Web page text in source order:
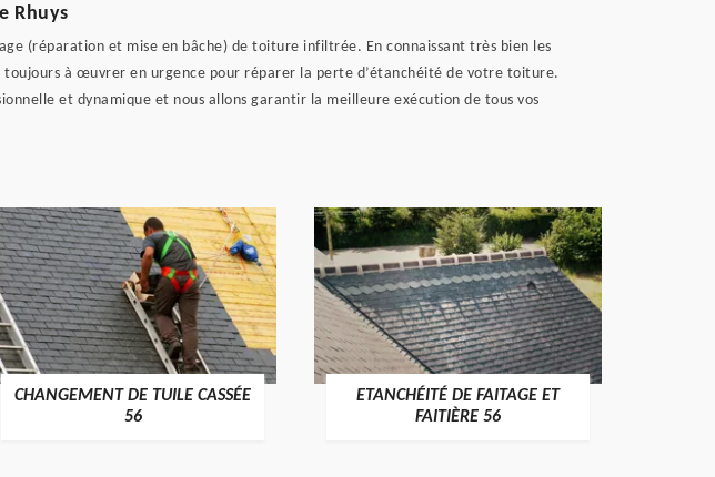
Rhuys
(réparation et mise en bâche) de toiture infiltrée. En connaissant très bien les
toujours à œuvrer en urgence pour réparer la perte d’étanchéité de votre toiture.
et dynamique et nous allons garantir la meilleure exécution de tous vos
>
CHANGEMENT DE TUILE CASSÉE
56
>
ETANCHÉITÉ DE FAITAGE ET
FAITIÈRE 56